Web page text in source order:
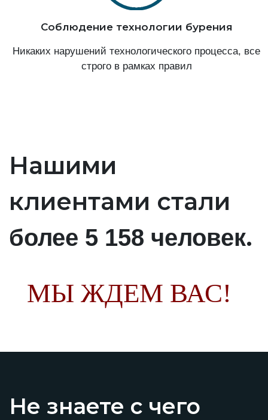
Соблюдение технологии бурения
Никаких нарушений технологического процесса, все
строго в рамках правил
Нашими
клиентами стали
более 5 158 человек.
МЫ ЖДЕМ ВАС!
Не знаете с чего